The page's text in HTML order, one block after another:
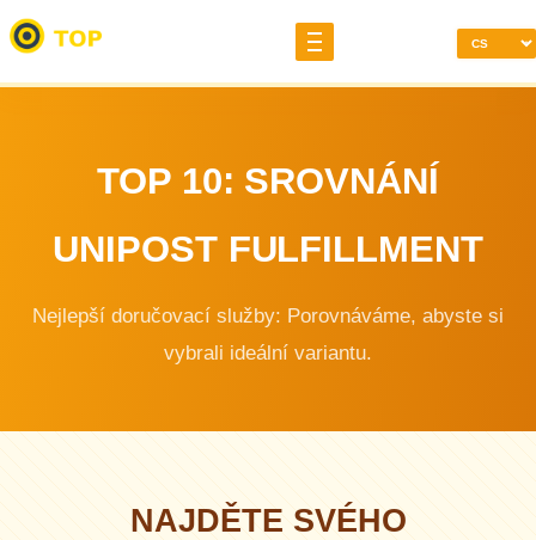
TOP 10: SROVNÁNÍ
UNIPOST FULFILLMENT
Nejlepší doručovací služby: Porovnáváme, abyste si
vybrali ideální variantu.
NAJDĚTE SVÉHO